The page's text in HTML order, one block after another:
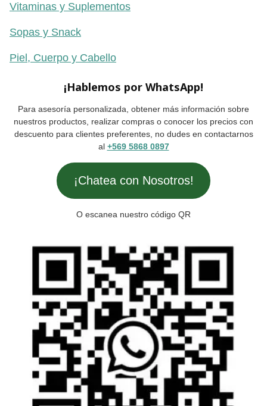
Vitaminas y Suplementos
Sopas y Snack
Piel, Cuerpo y Cabello
¡Hablemos por WhatsApp!
Para asesoría personalizada, obtener más información sobre
nuestros productos, realizar compras o conocer los precios con
descuento para clientes preferentes, no dudes en contactarnos
al +569 5868 0897
¡Chatea con Nosotros!
O escanea nuestro código QR